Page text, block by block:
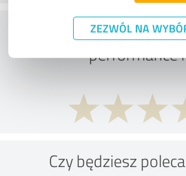
ZEZWÓL NA
What do you think
performance
Czy będziesz